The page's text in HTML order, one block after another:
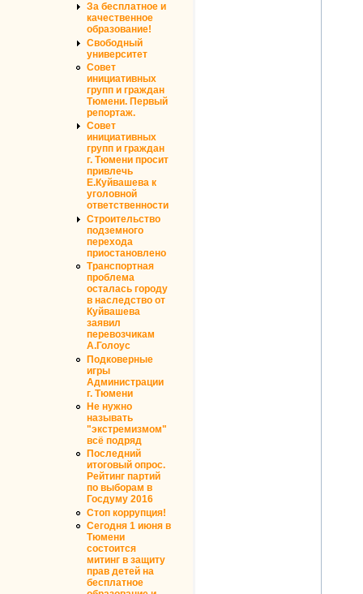
За бесплатное и
качественное
образование!
Свободный
университет
Совет
инициативных
групп и граждан
Тюмени. Первый
репортаж.
Совет
инициативных
групп и граждан
г. Тюмени просит
привлечь
Е.Куйвашева к
уголовной
ответственности
Строительство
подземного
перехода
приостановлено
Транспортная
проблема
осталась городу
в наследство от
Куйвашева
заявил
перевозчикам
А.Голоус
Подковерные
игры
Администрации
г. Тюмени
Не нужно
называть
"экстремизмом"
всё подряд
Последний
итоговый опрос.
Рейтинг партий
по выборам в
Госдуму 2016
Стоп коррупция!
Сегодня 1 июня в
Тюмени
состоится
митинг в защиту
прав детей на
бесплатное